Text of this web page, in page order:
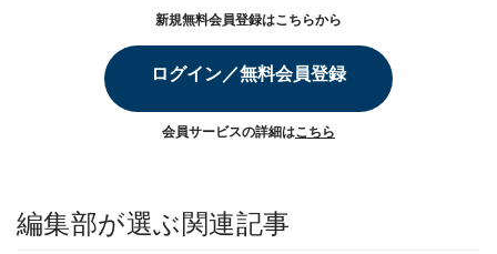
新規無料会員登録はこちらから
ログイン／無料会員登録
会員サービスの詳細はこちら
編集部が選ぶ関連記事